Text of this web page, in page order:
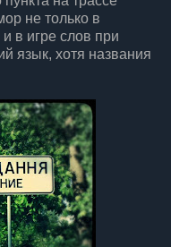
не только в
в игре слов при
язык, хотя названия